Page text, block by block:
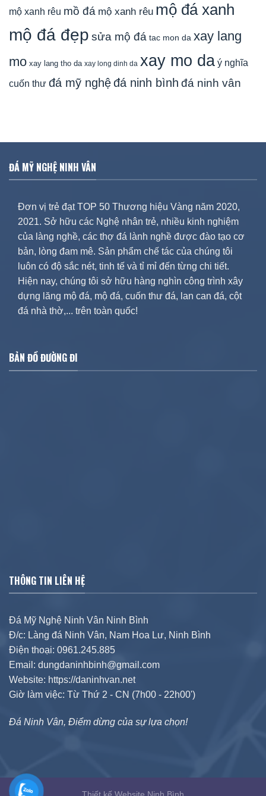
mộ xanh rêu mồ đá mộ xanh rêu mộ đá xanh
mộ đá đẹp sửa mộ đá tac mon da xay lang
mo xay lang tho da xay long dinh da xay mo da ý nghĩa
cuốn thư đá mỹ nghệđá ninh bình đá ninh vân
ĐÁ MỸ NGHỆ NINH VÂN
Đơn vị trẻ đạt TOP 50 Thương hiệu Vàng năm 2020,
2021. Sở hữu các Nghệ nhân trẻ, nhiều kinh nghiệm
của làng nghề, các thợ đá lành nghề được đào tạo cơ
bản, lòng đam mê. Sản phẩm chế tác của chúng tôi
luôn có độ sắc nét, tinh tế và tỉ mỉ đến từng chi tiết.
Hiện nay, chúng tôi sở hữu hàng nghìn công trình xây
dựng lăng mộ đá, mộ đá, cuốn thư đá, lan can đá, cột
đá nhà thờ,... trên toàn quốc!
BẢN ĐỒ ĐƯỜNG ĐI
THÔNG TIN LIÊN HỆ
Đá Mỹ Nghệ Ninh Vân Ninh Bình
Đ/c: Làng đá Ninh Vân, Nam Hoa Lư, Ninh Bình
Điện thoại: 0961.245.885
Email: dungdaninhbinh@gmail.com
Website: https://daninhvan.net
Giờ làm việc: Từ Thứ 2 - CN (7h00 - 22h00')
Đá Ninh Vân, Điểm dừng của sự lựa chọn!